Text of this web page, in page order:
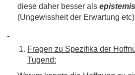
diese daher besser als
(Ungewissheit der Erwartung
Fragen zu Spezifika der
Tugend: